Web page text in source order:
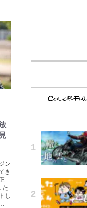
ン
き
た
し
…